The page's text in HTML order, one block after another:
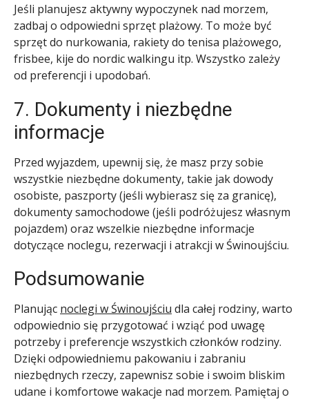
Jeśli planujesz aktywny wypoczynek nad morzem,
zadbaj o odpowiedni sprzęt plażowy. To może być
sprzęt do nurkowania, rakiety do tenisa plażowego,
frisbee, kije do nordic walkingu itp. Wszystko zależy
od preferencji i upodobań.
7. Dokumenty i niezbędne
informacje
Przed wyjazdem, upewnij się, że masz przy sobie
wszystkie niezbędne dokumenty, takie jak dowody
osobiste, paszporty (jeśli wybierasz się za granicę),
dokumenty samochodowe (jeśli podróżujesz własnym
pojazdem) oraz wszelkie niezbędne informacje
dotyczące noclegu, rezerwacji i atrakcji w Świnoujściu.
Podsumowanie
Planując noclegi w Świnoujściu dla całej rodziny, warto
odpowiednio się przygotować i wziąć pod uwagę
potrzeby i preferencje wszystkich członków rodziny.
Dzięki odpowiedniemu pakowaniu i zabraniu
niezbędnych rzeczy, zapewnisz sobie i swoim bliskim
udane i komfortowe wakacje nad morzem. Pamiętaj o